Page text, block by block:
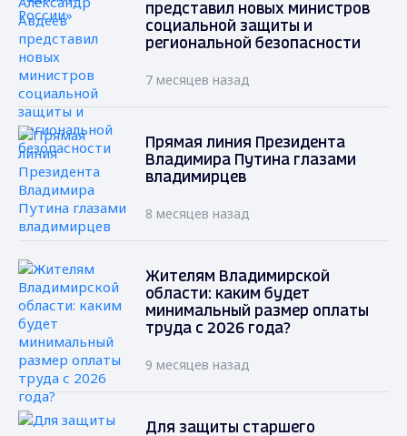
представил новых министров
социальной защиты и
региональной безопасности
7 месяцев назад
Прямая линия Президента
Владимира Путина глазами
владимирцев
8 месяцев назад
Жителям Владимирской
области: каким будет
минимальный размер оплаты
труда с 2026 года?
9 месяцев назад
Для защиты старшего